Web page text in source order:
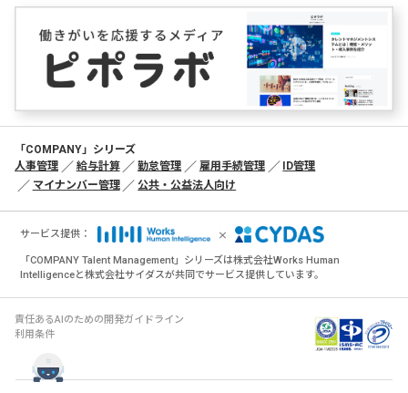
個人情報の取扱いについて」の「当ウェブサイトのセキュリティ対策
およびCookieポリシーについて」をご参照ください。
申し出およびその他の個人情報に関するお問い合わせは、以下のお問い
合わせ先までご連絡ください。
〒105-0014 東京都港区芝2-1-33
Eメール：privacy_info@cydas.com
受付時間：平日午前10時00分～午後5時00分（土・日・祝日および当社
休日を除く）
■（参考）当社及び共同利用先の個人情報の取り扱いについ
以下をご参照ください。
「COMPANY」シリーズ
人事管理
給与計算 勤怠管理 雇用手続管理
ID管理
マイナンバー管理
公共・公益法人向け
サービス提供： ×
「COMPANY Talent Management」シリーズは株式会社Works Human
Intelligenceと株式会社サイダスが共同でサービス提供しています。
責任あるAIのための開発ガイドライン
利用条件